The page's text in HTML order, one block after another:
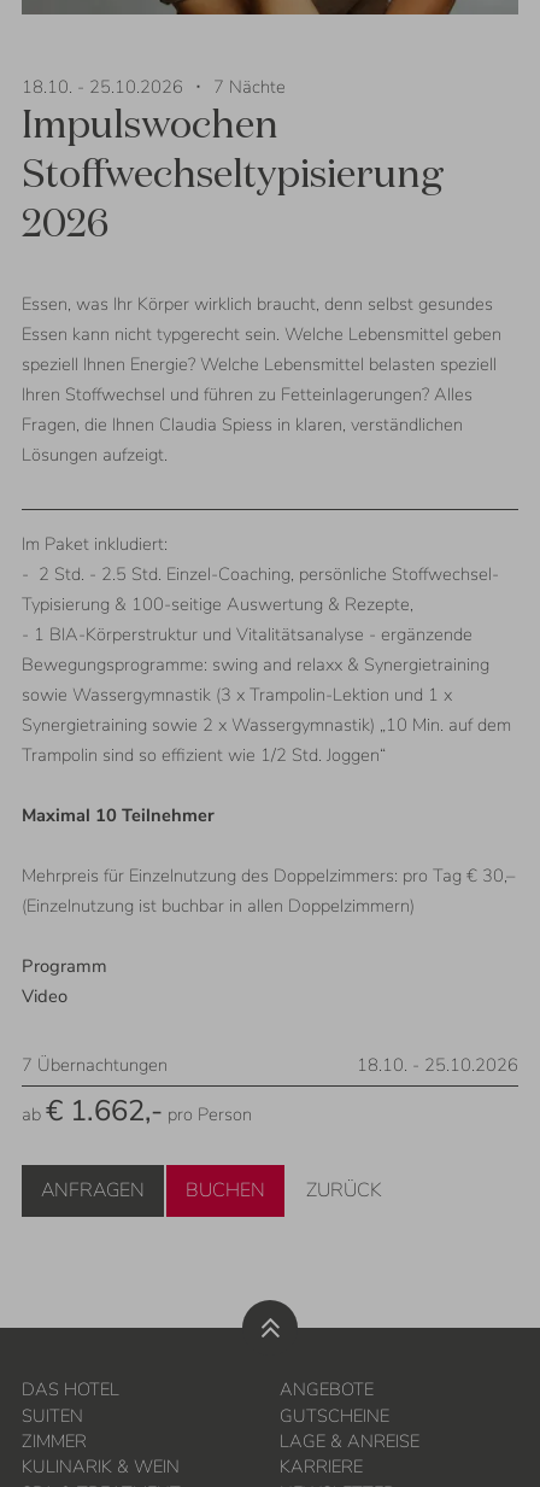
18.10. - 25.10.2026 ⬝ 7 Nächte
Impulswochen
Stoffwechseltypisierung
2026
Essen, was Ihr Körper wirklich braucht, denn selbst gesundes
Essen kann nicht typgerecht sein. Welche Lebensmittel geben
speziell Ihnen Energie? Welche Lebensmittel belasten speziell
Ihren Stoffwechsel und führen zu Fetteinlagerungen? Alles
Fragen, die Ihnen Claudia Spiess in klaren, verständlichen
Lösungen aufzeigt.
Im Paket inkludiert:
- 2 Std. - 2.5 Std. Einzel-Coaching, persönliche Stoffwechsel-
Typisierung & 100-seitige Auswertung & Rezepte,
- 1 BIA-Körperstruktur und Vitalitätsanalyse - ergänzende
Bewegungsprogramme: swing and relaxx & Synergietraining
sowie Wassergymnastik (3 x Trampolin-Lektion und 1 x
Synergietraining sowie 2 x Wassergymnastik) „10 Min. auf dem
Trampolin sind so effizient wie 1/2 Std. Joggen“
Maximal 10 Teilnehmer
Mehrpreis für Einzelnutzung des Doppelzimmers: pro Tag € 30,–
(Einzelnutzung ist buchbar in allen Doppelzimmern)
Programm
Video
7 Übernachtungen 18.10. - 25.10.2026
ab€ 1.662,- pro Person
ANFRAGEN BUCHEN ZURÜCK
DAS HOTEL
SUITEN
ZIMMER
KULINARIK & WEIN
ANGEBOTE
GUTSCHEINE
LAGE & ANREISE
KARRIERE